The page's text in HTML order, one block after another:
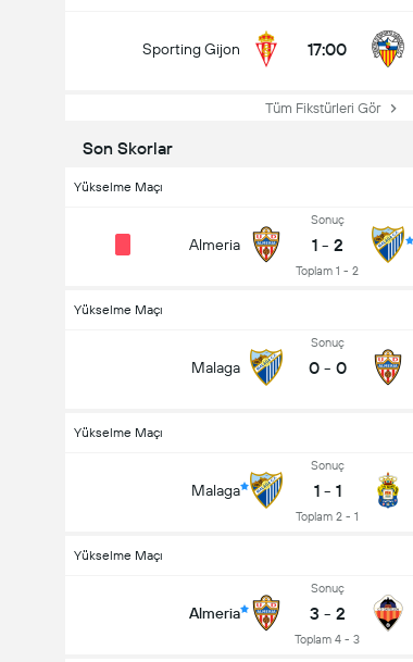
Sporting Gijon 17:00
Tüm Fikstürleri Gör
Son Skorlar
Yükselme Maçı
Almeria
Sonuç
1 - 2
Toplam 1 - 2
Yükselme Maçı
Malaga
Sonuç
0 - 0
Yükselme Maçı
Malaga
Sonuç
1 - 1
Toplam 2 - 1
Yükselme Maçı
Almeria
Sonuç
3 - 2
Toplam 4 - 3
Maçtaki Toplam Gol (2.5)